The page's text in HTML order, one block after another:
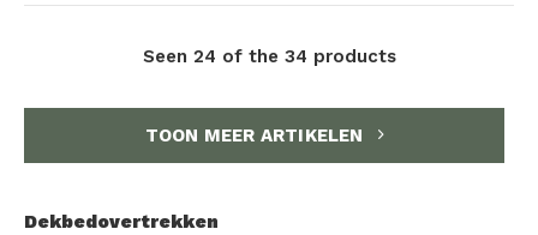
Seen 24 of the 34 products
TOON MEER ARTIKELEN
Dekbedovertrekken